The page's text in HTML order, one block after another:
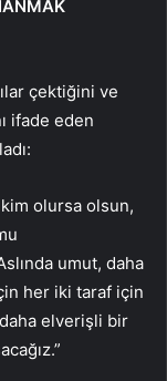
çektiğini ve
ifade eden
olursa olsun,
umut, daha
her iki taraf için
elverişli bir